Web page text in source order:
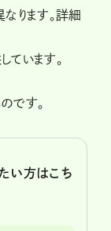
ります。詳細
います。
です。
い方はこち